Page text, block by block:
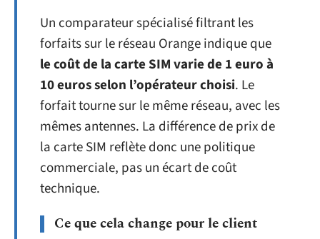
Un comparateur spécialisé filtrant les
forfaits sur le réseau Orange indique que
le coût de la carte SIM varie de 1 euro à
10 euros selon l’opérateur choisi. Le
forfait tourne sur le même réseau, avec les
mêmes antennes. La différence de prix de
la carte SIM reflète donc une politique
commerciale, pas un écart de coût
technique.
Ce que cela change pour le client